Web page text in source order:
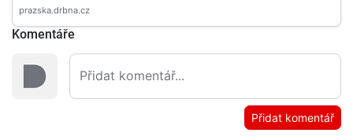
Komentáře
Přidat komentář